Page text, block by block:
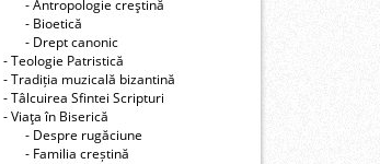
- Antropologie creştină
- Bioetică
- Drept canonic
- Teologie Patristică
- Tradiția muzicală bizantină
- Tâlcuirea Sfintei Scripturi
- Viaţa în Biserică
- Despre rugăciune
- Familia creștină